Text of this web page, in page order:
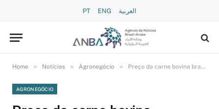
PT ENG العربية
Home » Notícias » Agronegócio » Preço da carne bovina brasileira exportada caiu
AGRONEGÓCIO